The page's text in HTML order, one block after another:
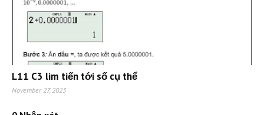
L11 C3 lim tiến tới số cụ thể
November 27, 2023